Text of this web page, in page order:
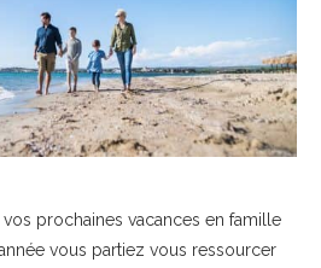
vos prochaines vacances en famille
vous partiez vous ressourcer